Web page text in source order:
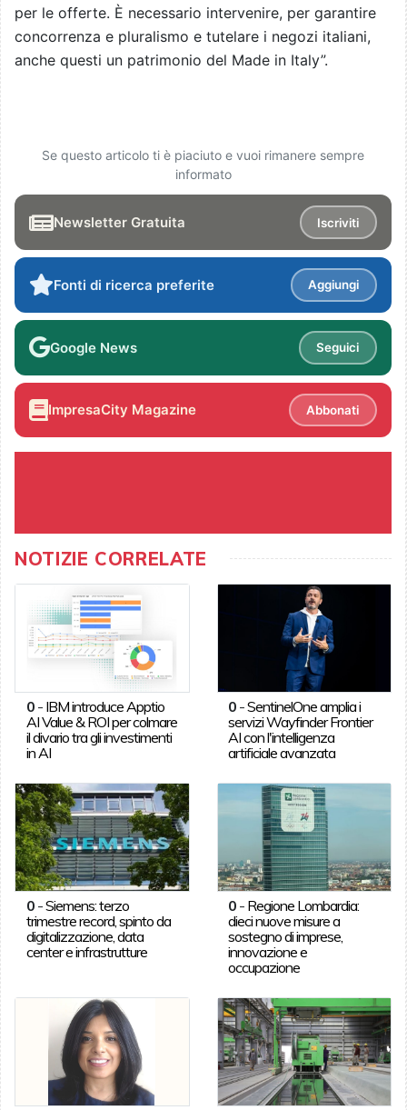
per le offerte. È necessario intervenire, per garantire
concorrenza e pluralismo e tutelare i negozi italiani,
anche questi un patrimonio del Made in Italy”.
Se questo articolo ti è piaciuto e vuoi rimanere sempre
informato
Newsletter Gratuita Iscriviti
Fonti di ricerca preferite Aggiungi
Google News Seguici
ImpresaCity Magazine Abbonati
NOTIZIE CORRELATE
0- IBM introduce Apptio
AI Value & ROI per colmare
il divario tra gli investimenti
in AI
0 -SentinelOne amplia i
servizi Wayfinder Frontier
AI con l'intelligenza
artificiale avanzata
0-Siemens: terzo
trimestre record, spinto da
digitalizzazione, data
center e infrastrutture
0 - Regione Lombardia:
dieci nuove misure a
sostegno di imprese,
innovazione e
occupazione